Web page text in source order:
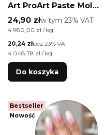
Art ProArt Paste Molly
Nails Light Pink
HEMA/Di-HEMA Free
Cena brutto
24,90 złw tym %s VAT
w tym 23% VAT
Cena jednostkowa brutto
4 980,00 zł / kg
Cena netto
20,24 złbez 23% VAT
Cena jednostkowa netto
4 048,78 zł / kg
Do koszyka
Bestseller
Nowość